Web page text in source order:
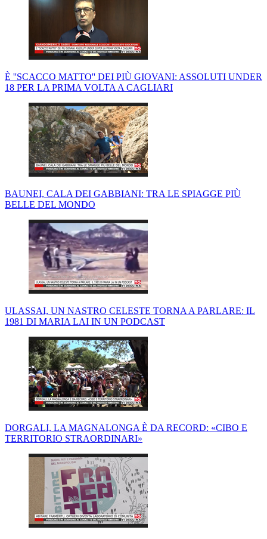
È ''SCACCO MATTO'' DEI PIÙ GIOVANI: ASSOLUTI UNDER
18 PER LA PRIMA VOLTA A CAGLIARI
BAUNEI, CALA DEI GABBIANI: TRA LE SPIAGGE PIÙ
BELLE DEL MONDO
ULASSAI, UN NASTRO CELESTE TORNA A PARLARE: IL
1981 DI MARIA LAI IN UN PODCAST
DORGALI, LA MAGNALONGA È DA RECORD: «CIBO E
TERRITORIO STRAORDINARI»